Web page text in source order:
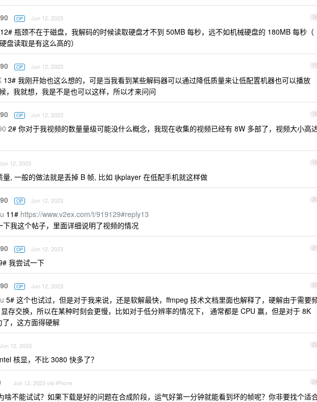
16
OP Jun 12, 2023
12# 瓶颈不在于磁盘，我解码的时候读取硬盘才不到 50MB 每秒，远不如机械硬盘的 180MB 每秒（
盘读取是有这么高的）
17
OP Jun 12, 2023
13# 我刚开始也这么想的，可是当我看到某些解码器可以通过降低质量来让低配置机器也可以播放
，我就想，我是不是也可以这样，所以才来问问
18
OP Jun 12, 2023
2# 你对于我视频的数量量级可能没什么概念，我现在收集的视频已经有 8W 多部了，视频大小高
19
12, 2023
量, 一般的做法就是丢掉 B 帧, 比如 ijkplayer 在低配手机就这样做
20
OP Jun 12, 2023
11# https://www.v2ex.com/t/919129#reply13
下我这个帖子，里面详细说明了视频的情况
21
OP Jun 12, 2023
我尝试一下
22
OP Jun 12, 2023
5# 这个也试过，但是对于我来说，还是软解最快，ffmpeg 技术文档里面也解释了，硬解由于需要
存交换，所以在某种时刻会更慢，比如对于低分辨率的情况下， 通常都是 CPU 赢，但是对于 8K
，这方面得硬解
23
Jun 12, 2023
核显，不比 3080 快多了？
24
Jun 12, 2023 via iPhone
啥不能试试？如果下载是好的问题在合成阶段，运气好第一分钟就能看到坏的帧呢？你非要找个适